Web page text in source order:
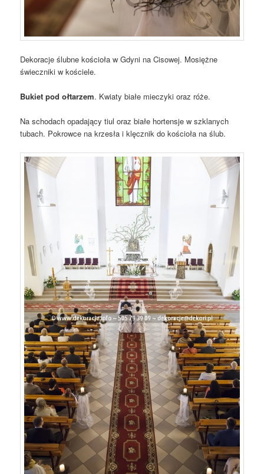
Dekoracje ślubne kościoła w Gdyni na Cisowej. Mosiężne
świeczniki w kościele.
Bukiet pod ołtarzem. Kwiaty białe mieczyki oraz róże.
Na schodach opadający tiul oraz białe hortensje w szklanych
tubach. Pokrowce na krzesła i klęcznik do kościoła na ślub.